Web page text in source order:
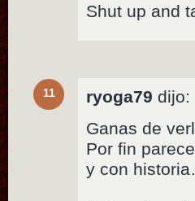
Shut up and
11 ryoga79 dijo:
Ganas de
Por fin
y con